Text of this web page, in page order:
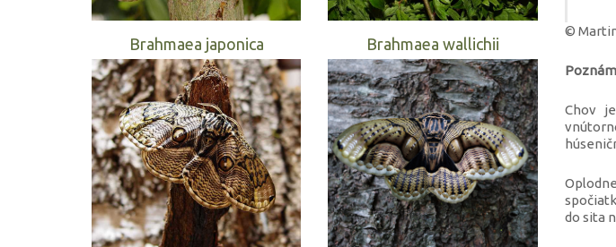
Brahmaea japonica Brahmaea wallichii
©
Chov
do sita